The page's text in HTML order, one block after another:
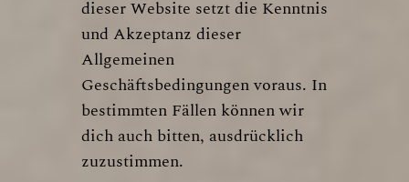
dieser Website setzt die Kenntnis
und Akzeptanz dieser
Allgemeinen
Geschäftsbedingungen voraus. In
bestimmten Fällen können wir
dich auch bitten, ausdrücklich
zuzustimmen.